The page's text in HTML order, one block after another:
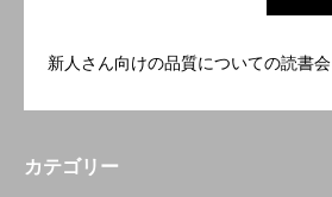
新人さん向けの品質についての読書会
カテゴリー